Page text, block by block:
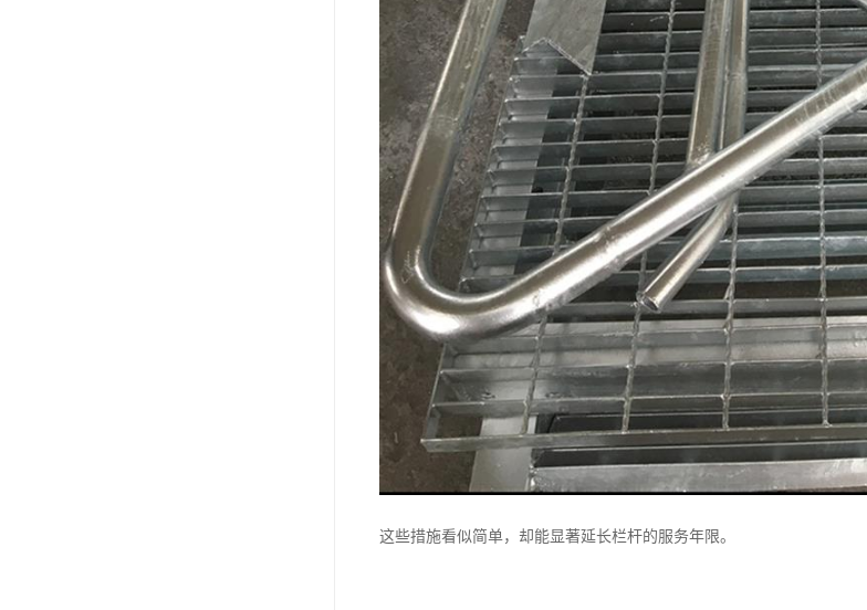
这些措施看似简单，却能显著延长栏杆的服务年限。